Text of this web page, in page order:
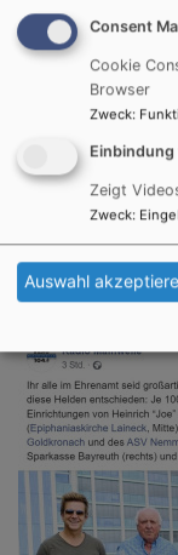
1.000 EUR
(vertreten
Bayreuth
die SpVgg
Das Bild zeigt
Preise durch
Höreth und
Bayreuth.
Consent
Cookie
Browser
Zweck:
Zeigt
Zweck:
Auswahl